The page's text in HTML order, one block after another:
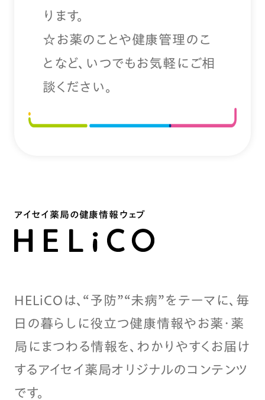
ります。
☆お薬のことや健康管理のこ
となど、いつでもお気軽にご相
談ください。
アイセイ薬局の健康情報ウェブ
HELiCOは、“予防”“未病”をテーマに、毎
日の暮らしに役立つ健康情報やお薬・薬
局にまつわる情報を、わかりやすくお届け
するアイセイ薬局オリジナルのコンテンツ
です。